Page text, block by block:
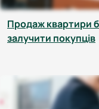
Продаж квартири
залучити покупців